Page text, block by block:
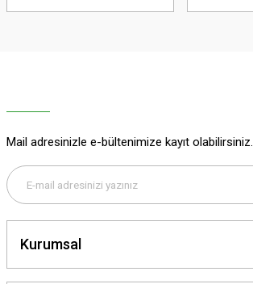
Mail adresinizle e-bültenimize kayıt olabilirsiniz.
Kurumsal